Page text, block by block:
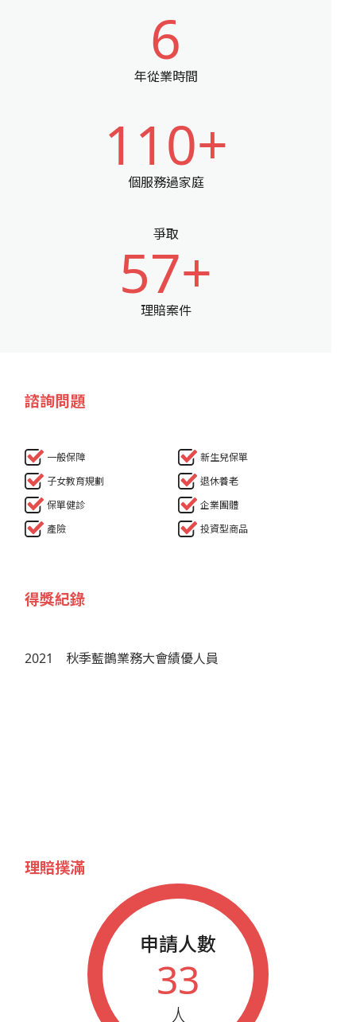
6
年從業時間
110+
個服務過家庭
爭取
57+
理賠案件
諮詢問題
一般保障
新生兒保單
子女教育規劃
退休養老
保單健診
企業團體
產險
投資型商品
得獎紀錄
2021 秋季藍鵲業務大會績優人員
理賠撲滿
申請人數
33
人